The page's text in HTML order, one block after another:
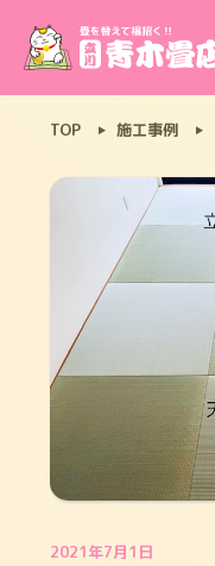
TOP 施工事例
2021年7月1日